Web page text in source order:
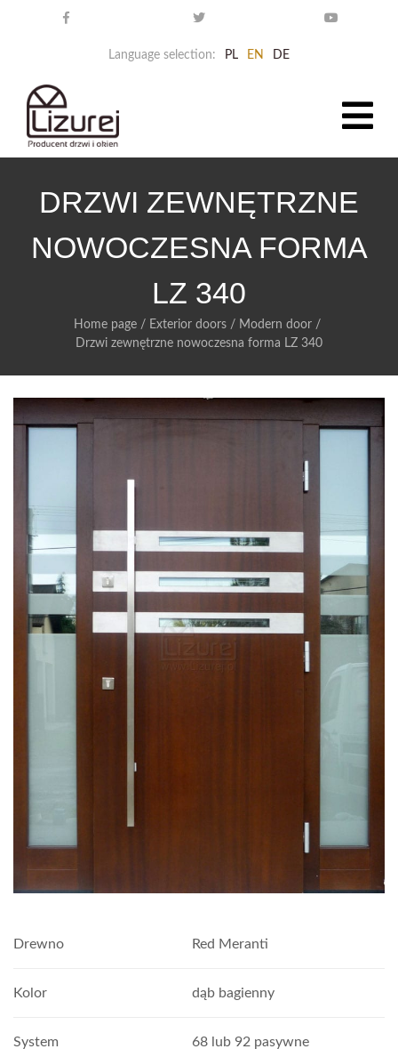
Language selection: PL EN DE
DRZWI ZEWNĘTRZNE
NOWOCZESNA FORMA
LZ 340
Home page / Exterior doors / Modern door /
Drzwi zewnętrzne nowoczesna forma LZ 340
Drewno Red Meranti
Kolor dąb bagienny
System 68 lub 92 pasywne